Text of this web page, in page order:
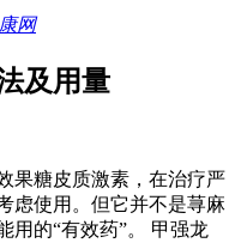
网
及用量
果糖皮质激素，在治疗严
虑使用。但它并不是荨麻
用的“有效药”。 甲强龙